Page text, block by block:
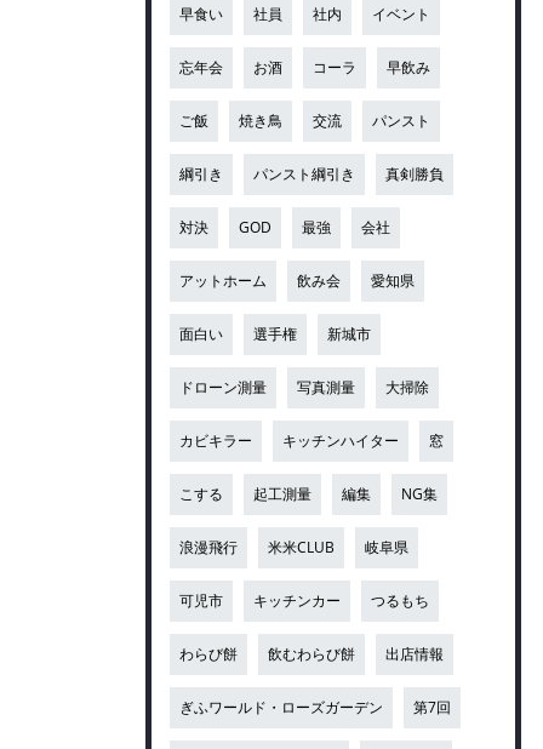
早食い 社員 社内 イベント
忘年会 お酒 コーラ 早飲み
ご飯 焼き鳥 交流 パンスト
綱引き パンスト綱引き 真剣勝負
対決 GOD 最強 会社
アットホーム 飲み会 愛知県
面白い 選手権 新城市
ドローン測量 写真測量 大掃除
カビキラー キッチンハイター 窓
こする 起工測量 編集 NG集
浪漫飛行 米米CLUB 岐阜県
可児市 キッチンカー つるもち
わらび餅 飲むわらび餅 出店情報
ぎふワールド・ローズガーデン 第7回